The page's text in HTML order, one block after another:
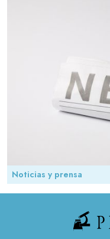
Noticias y prensa